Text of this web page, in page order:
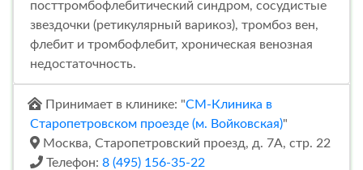
посттромбофлебитический синдром, сосудистые
звездочки (ретикулярный варикоз), тромбоз вен,
флебит и тромбофлебит, хроническая венозная
недостаточность.
Принимает в клинике: "СМ-Клиника в
Старопетровском проезде (м. Войковская)"
Москва, Старопетровский проезд, д. 7А, стр. 22
Телефон: 8 (495) 156-35-22